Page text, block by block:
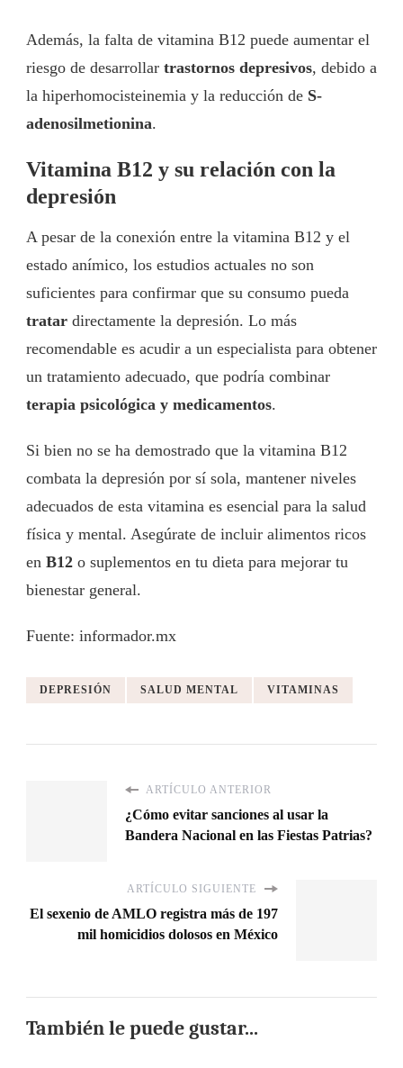
Además, la falta de vitamina B12 puede aumentar el
riesgo de desarrollar trastornos depresivos, debido a
la hiperhomocisteinemia y la reducción de S-
adenosilmetionina.
Vitamina B12 y su relación con la
depresión
A pesar de la conexión entre la vitamina B12 y el
estado anímico, los estudios actuales no son
suficientes para confirmar que su consumo pueda
tratar directamente la depresión. Lo más
recomendable es acudir a un especialista para obtener
un tratamiento adecuado, que podría combinar
terapia psicológica y medicamentos.
Si bien no se ha demostrado que la vitamina B12
combata la depresión por sí sola, mantener niveles
adecuados de esta vitamina es esencial para la salud
física y mental. Asegúrate de incluir alimentos ricos
en B12 o suplementos en tu dieta para mejorar tu
bienestar general.
Fuente: informador.mx
DEPRESIÓN SALUD MENTAL VITAMINAS
ARTÍCULO ANTERIOR
¿Cómo evitar sanciones al usar la
Bandera Nacional en las Fiestas Patrias?
ARTÍCULO SIGUIENTE
El sexenio de AMLO registra más de 197
mil homicidios dolosos en México
También le puede gustar...